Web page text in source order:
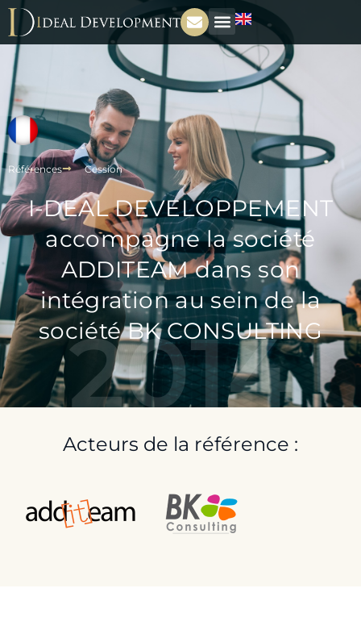
Références Cession
I-DEAL DEVELOPPEMENT
accompagne la société
ADDITEAM dans son
intégration au sein de la
société BK CONSULTING
2014
Acteurs de la référence :